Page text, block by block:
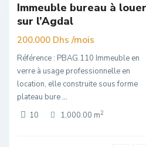
Exclusivité
Immeuble bureau à louer
sur l’Agdal
200.000 Dhs/mois
Référence : PBAG.110 Immeuble en
verre à usage professionnelle en
location, elle construite sous forme
plateau bure...
10
1,000.00 m2